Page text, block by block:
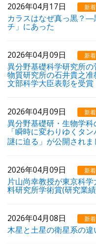
2026年04月17日 新
カラスはなぜ真っ黒？―
チ」にあった
2026年04月09日 新
異分野基礎科学研究所
物質研究所の石井貴之
文部科学大臣表彰を受賞
2026年04月09日 新
異分野基礎研・生物学
「瞬時に変わりゆくタ
謎に迫る」が公開されま
2026年04月09日 新
片山尚幸教授が東京科
料研究所学術賞(研究業
2026年04月08日 新
木星と土星の衛星系の